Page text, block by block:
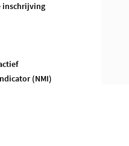
inschrijving
(NMI)